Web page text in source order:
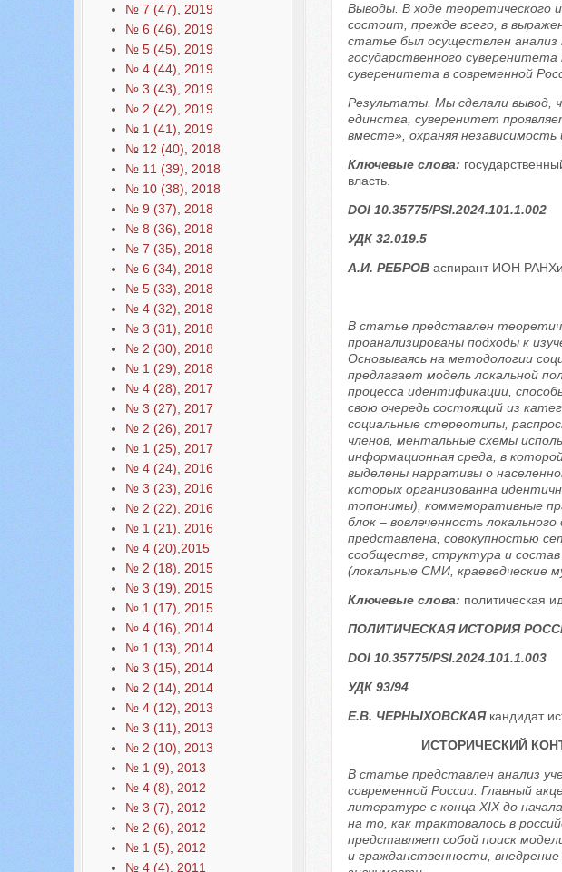
№ 7 (47), 2019
№ 6 (46), 2019
№ 5 (45), 2019
№ 4 (44), 2019
№ 3 (43), 2019
№ 2 (42), 2019
№ 1 (41), 2019
№ 12 (40), 2018
№ 11 (39), 2018
№ 10 (38), 2018
№ 9 (37), 2018
№ 8 (36), 2018
№ 7 (35), 2018
№ 6 (34), 2018
№ 5 (33), 2018
№ 4 (32), 2018
№ 3 (31), 2018
№ 2 (30), 2018
№ 1 (29), 2018
№ 4 (28), 2017
№ 3 (27), 2017
№ 2 (26), 2017
№ 1 (25), 2017
№ 4 (24), 2016
№ 3 (23), 2016
№ 2 (22), 2016
№ 1 (21), 2016
№ 4 (20),2015
№ 2 (18), 2015
№ 3 (19), 2015
№ 1 (17), 2015
№ 4 (16), 2014
№ 1 (13), 2014
№ 3 (15), 2014
№ 2 (14), 2014
№ 4 (12), 2013
№ 3 (11), 2013
№ 2 (10), 2013
№ 1 (9), 2013
№ 4 (8), 2012
№ 3 (7), 2012
№ 2 (6), 2012
№ 1 (5), 2012
№ 4 (4), 2011
Выводы. В ходе теоретического
состоит, прежде всего, в
статье был осуществлен анализ
государственного
суверенитета в современной
Результаты. Мы сделали вывод,
единства, суверенитет
вместе», охраняя
Ключевые слова:
власть.
DOI 10.35775/PSI.2024.101.1.002
УДК 32.019.5
А.И. РЕБРОВаспирант ИОН
В статье представлен
проанализированы подходы к
Основываясь на методологии
предлагает модель локальной
процесса идентификации,
свою очередь состоящий из
социальные стереотипы,
членов, ментальные схемы
информационная среда, в
выделены нарративы о
которых организованна
топонимы), коммеморативные
блок – вовлеченность
представлена, совокупностью
сообществе, структура и
(локальные СМИ, краеведческие
Ключевые слова: политическая
ПОЛИТИЧЕСКАЯ ИСТОРИЯ
DOI 10.35775/PSI.2024.101.1.003
УДК 93/94
Е.В. ЧЕРНЫХОВСКАЯкандидат
ИСТОРИЧЕСКИЙ
В статье представлен анализ
современной России. Главный
литературе c конца XIX до
на то, как трактовалось в
представляет собой поиск
и гражданственности,